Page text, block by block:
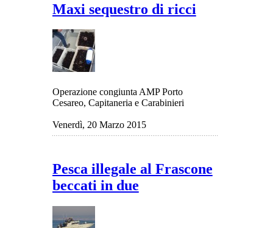
Maxi sequestro di ricci
Operazione congiunta AMP Porto
Cesareo, Capitaneria e Carabinieri
Venerdì, 20 Marzo 2015
Pesca illegale al Frascone
beccati in due